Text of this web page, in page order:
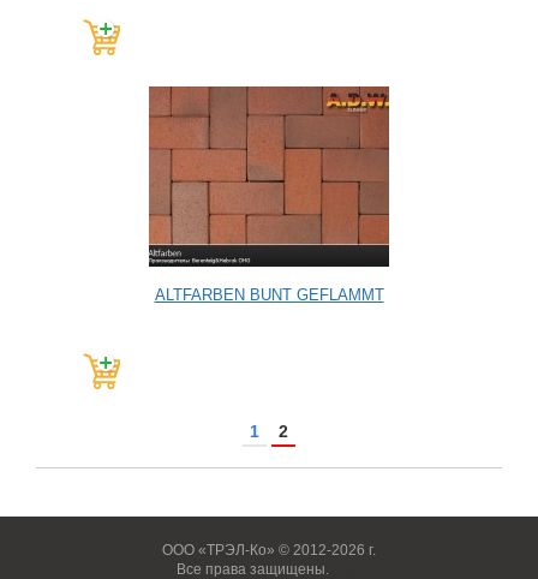
ALTFARBEN BUNT GEFLAMMT
1 2
ООО «ТРЭЛ-Ко» © 2012-2026 г.
Все права защищены.